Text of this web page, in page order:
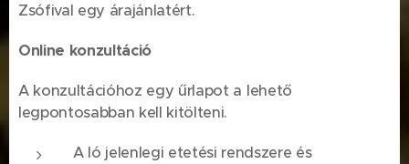
Zsófival egy árajánlatért.
Online konzultáció
A konzultációhoz egy űrlapot a lehető
legpontosabban kell kitölteni.
A ló jelenlegi etetési rendszere és